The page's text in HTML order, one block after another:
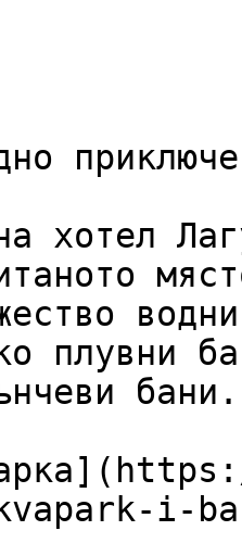
хотел
плувни
бани.
i-